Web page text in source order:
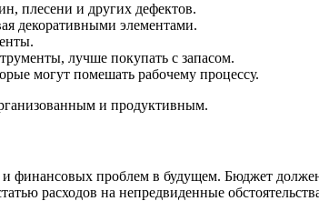
плесени и других дефектов.
декоративными элементами.
лучше покупать с запасом.
могут помешать рабочему процессу.
и продуктивным.
финансовых проблем в будущем. Бюджет
расходов на непредвиденные